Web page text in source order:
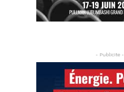
- Publicite -